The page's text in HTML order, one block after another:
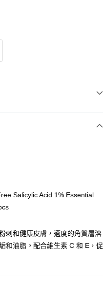
Salicylic Acid 1% Essential
刺和健康皮膚，適度的角質層溶
和油脂。配合維生素 C 和 E，促